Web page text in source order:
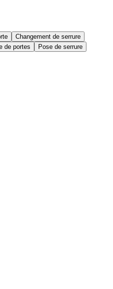
Changement de serrure
de portes
Pose de serrure